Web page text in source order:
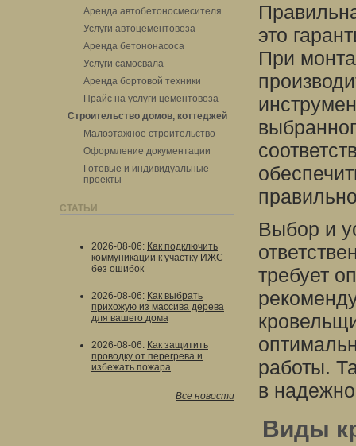
Аренда автобетоносмесителя
Услуги автоцементовоза
Аренда бетононасоса
Услуги самосвала
Аренда бортовой техники
Прайс на услуги цементовоза
Строительство домов, коттеджей
Малоэтажное строительство
Оформление документации
Готовые и индивидуальные
проекты
СТАТЬИ
2026-08-06: Как подключить
коммуникации к участку ИЖС
без ошибок
2026-08-06: Как выбрать
прихожую из массива дерева
для вашего дома
2026-08-06: Как защитить
проводку от перегрева и
избежать пожара
Все новости
это
При
Выбор и
требует
работы.
в
Виды